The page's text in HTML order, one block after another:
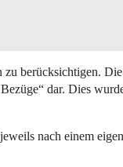
berücksichtigen. Die
dar. Dies
nach einem